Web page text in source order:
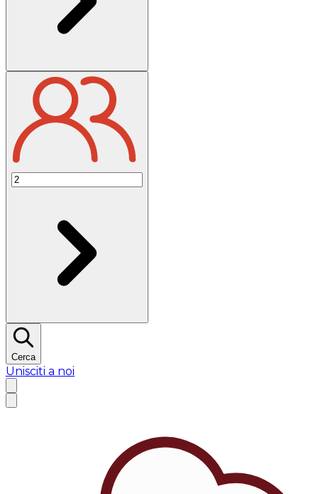
Cerca
Unisciti a noi